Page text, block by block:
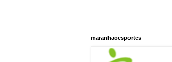
maranhaoesportes